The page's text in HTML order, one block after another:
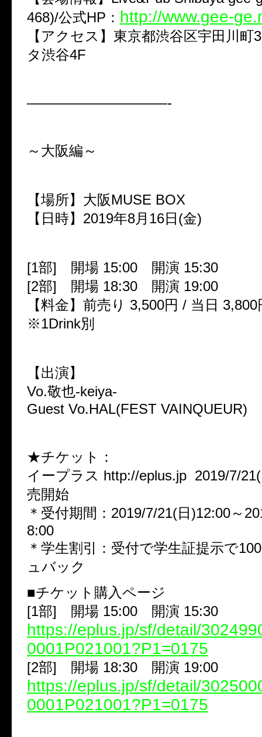
468)/公式HP： http://www.gee-
【アクセス】東京都渋谷区宇田川町
タ渋谷4F
——————————-
～大阪編～
【場所】大阪MUSE BOX
【日時】2019年8月16日(金)
[1部] 開場 15:00 開演 15:30
[2部] 開場 18:30 開演 19:00
【料金】前売り 3,500円 / 当日 3,800
※1Drink別
【出演】
Vo.敬也-keiya-
Guest Vo.HAL(FEST VAINQUEUR)
★チケット：
イープラス http://eplus.jp 2019/7/
売開始
＊受付期間：2019/7/21(日)12:00～
8:00
＊学生割引：受付で学生証提示で
ュバック
■チケット購入ページ
[1部] 開場 15:00 開演 15:30
https://eplus.jp/sf/detail/
0001P021001?P1=0175
[2部] 開場 18:30 開演 19:00
https://eplus.jp/sf/detail/
0001P021001?P1=0175